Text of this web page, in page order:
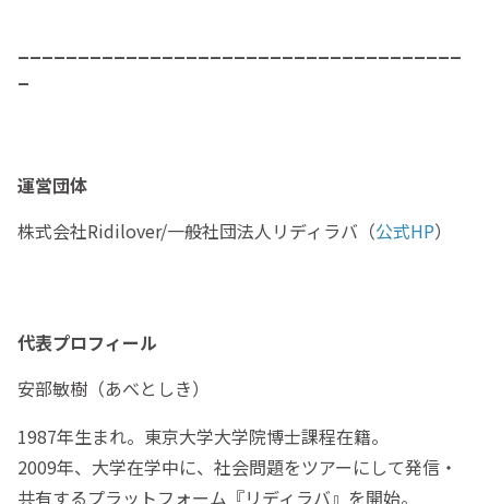
運営団体
株式会社Ridilover/一般社団法人リディラバ（公式HP）
代表プロフィール
安部敏樹（あべとしき）
1987年生まれ。東京大学大学院博士課程在籍。
2009年、大学在学中に、社会問題をツアーにして発信・
共有するプラットフォーム『リディラバ』を開始。